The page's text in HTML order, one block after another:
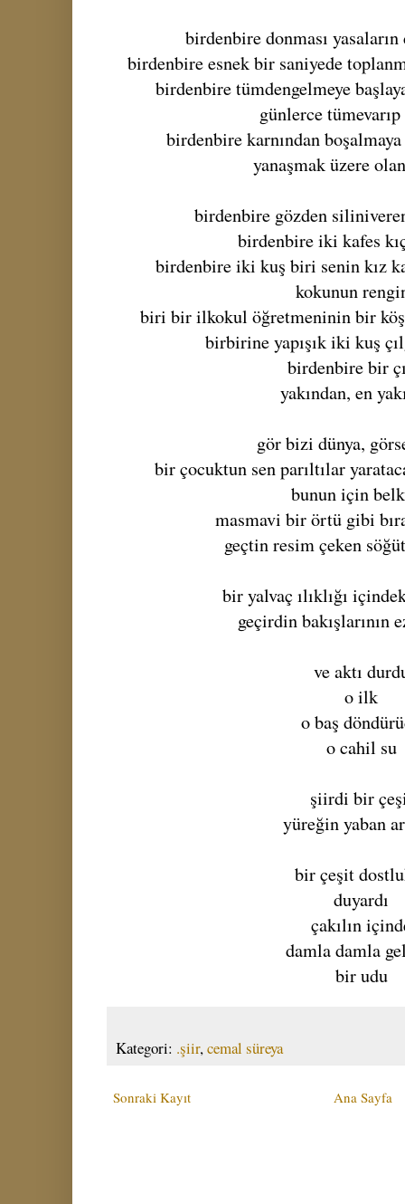
birdenbire donması
birdenbire esnek bir saniyede
birdenbire tümdengelmeye
günlerce tümevarıp
birdenbire karnından
yanaşmak üzere
birdenbire gözden
birdenbire iki kafes
birdenbire iki kuş biri senin kız
kokunun
biri bir ilkokul öğretmeninin bir
birbirine yapışık iki kuş
birdenbire bir
yakından, en
gör bizi dünya,
bir çocuktun sen parıltılar
bunun için
masmavi bir örtü gibi
geçtin resim çeken
bir yalvaç ılıklığı
geçirdin bakışlarının
ve aktı
o ilk
o baş
o cahil su
şiirdi bir
yüreğin yaban
bir çeşit
duyardı
çakılın
damla damla
bir udu
Kategori: .şiir,cemal süreya
Sonraki Kayıt Ana Sayfa